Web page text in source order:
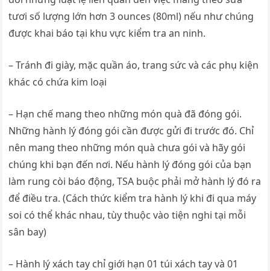
tươi số lượng lớn hơn 3 ounces (80ml) nếu như chúng
được khai báo tại khu vực kiểm tra an ninh.
– Tránh đi giày, mặc quần áo, trang sức và các phụ kiện
khác có chứa kim loại
– Hạn chế mang theo những món quà đã đóng gói.
Những hành lý đóng gói cần được gửi đi trước đó. Chỉ
nên mang theo những món quà chưa gói và hãy gói
chúng khi bạn đến nơi. Nếu hành lý đóng gói của bạn
làm rung còi báo động, TSA buộc phải mở hành lý đó ra
để điều tra. (Cách thức kiểm tra hành lý khi đi qua máy
soi có thể khác nhau, tùy thuộc vào tiện nghi tại mỗi
sân bay)
– Hành lý xách tay chỉ giới hạn 01 túi xách tay và 01